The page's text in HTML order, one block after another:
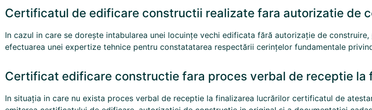
Certificatul de edificare constructii realizate fara autorizatie de
In cazul in care se dorește intabularea unei locuințe vechi edificata fără autorizație de
efectuarea unei expertize tehnice pentru constatatarea respectării cerințelor fundamentale
Certificat edificare constructie fara proces verbal de receptie la
In situația in care nu exista proces verbal de receptie la finalizarea lucrărilor certificatul de